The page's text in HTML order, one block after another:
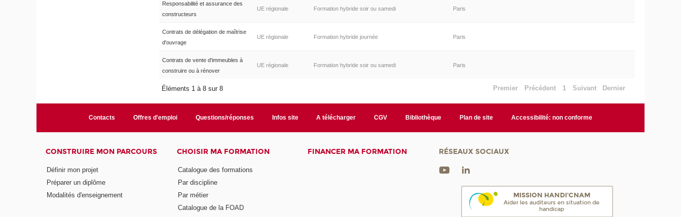
Responsabilité et assurance des
constructeurs
UE régionale Formation hybride soir ou samedi Paris
Contrats de délégation de maîtrise
d'ouvrage
UE régionale Formation hybride journée Paris
Contrats de vente d'immeubles à
construire ou à rénover
UE régionale Formation hybride soir ou samedi Paris
Éléments 1 à 8 sur 8 Premier Précédent 1 Suivant Dernier
Contacts Offres d'emploi Questions/réponses Infos site A télécharger CGV Bibliothèque Plan de site Accessibilité: non conforme
CONSTRUIRE MON PARCOURS
Définir mon projet
Préparer un diplôme
Modalités d'enseignement
CHOISIR MA FORMATION
Catalogue des formations
Par discipline
Par métier
Catalogue de la FOAD
FINANCER MA FORMATION RÉSEAUX SOCIAUX
MISSION HANDI'CNAM
Aider les auditeurs en situation de
handicap